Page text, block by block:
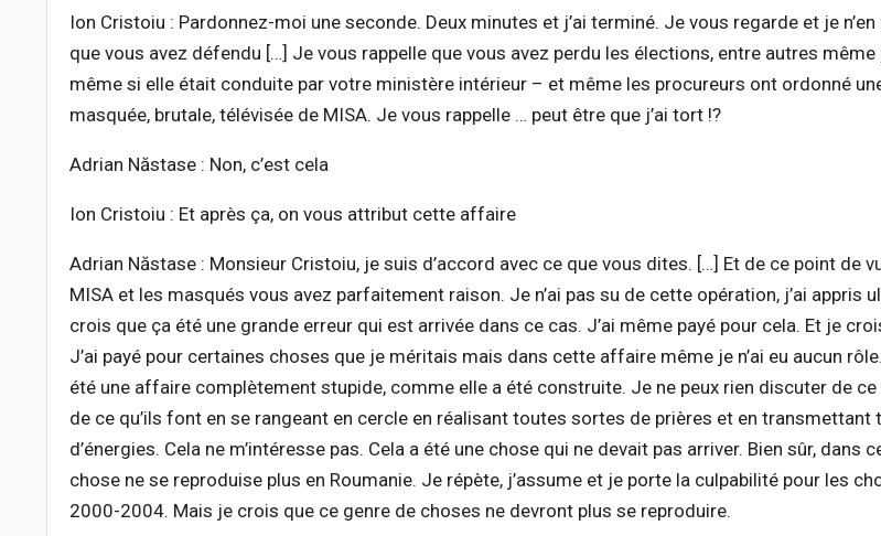
Ion Cristoiu : Pardonnez-moi une seconde. Deux minutes et j’ai terminé. Je vous regarde et je
que vous avez défendu […] Je vous rappelle que vous avez perdu les élections, entre autres
même si elle était conduite par votre ministère intérieur – et même les procureurs ont ordonné
masquée, brutale, télévisée de MISA. Je vous rappelle … peut être que j’ai tort !?
Adrian Năstase : Non, c’est cela
Ion Cristoiu : Et après ça, on vous attribut cette affaire
Adrian Năstase : Monsieur Cristoiu, je suis d’accord avec ce que vous dites. […] Et de ce point de
MISA et les masqués vous avez parfaitement raison. Je n’ai pas su de cette opération, j’ai appris
crois que ça été une grande erreur qui est arrivée dans ce cas. J’ai même payé pour cela. Et je
J’ai payé pour certaines choses que je méritais mais dans cette affaire même je n’ai eu aucun
été une affaire complètement stupide, comme elle a été construite. Je ne peux rien discuter de ce
de ce qu’ils font en se rangeant en cercle en réalisant toutes sortes de prières et en transmettant
d’énergies. Cela ne m’intéresse pas. Cela a été une chose qui ne devait pas arriver. Bien sûr, dans
chose ne se reproduise plus en Roumanie. Je répète, j’assume et je porte la culpabilité pour les
2000-2004. Mais je crois que ce genre de choses ne devront plus se reproduire.